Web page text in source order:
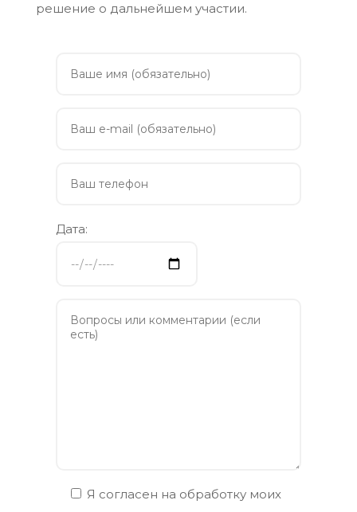
решение о дальнейшем участии.
Дата:
Я согласен на обработку моих